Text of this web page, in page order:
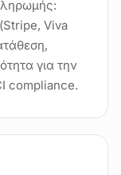
Viva
για την
compliance.